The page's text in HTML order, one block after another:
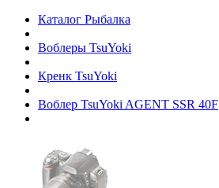
Каталог Рыбалка
Воблеры TsuYoki
Кренк TsuYoki
Воблер TsuYoki AGENT SSR 40F